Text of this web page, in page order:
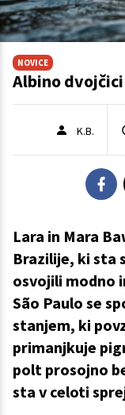
NOVICE
Albino
K.B.
Lara in Mara
Brazilije, ki sta
osvojili modno
São Paulo se
stanjem, ki
primanjkuje
polt prosojno
sta v celoti